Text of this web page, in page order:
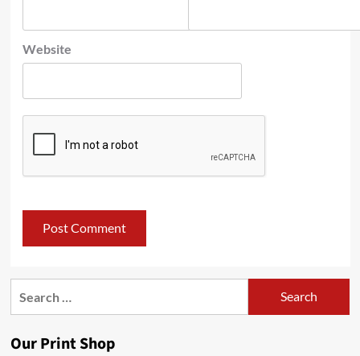
Website
Our Print Shop